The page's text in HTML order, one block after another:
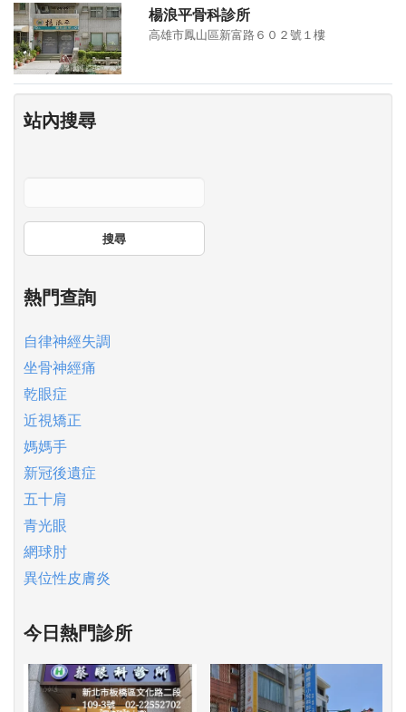
楊浪平骨科診所
高雄市鳳山區新富路６０２號１樓
站內搜尋
搜尋
熱門查詢
自律神經失調
坐骨神經痛
乾眼症
近視矯正
媽媽手
新冠後遺症
五十肩
青光眼
網球肘
異位性皮膚炎
今日熱門診所